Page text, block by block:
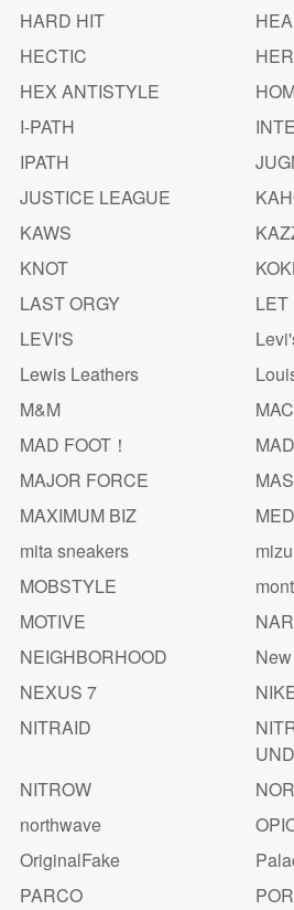
HARD HIT
HECTIC
HEX ANTISTYLE
I-PATH
IPATH
JUSTICE LEAGUE
KAWS
KNOT
LAST ORGY
LET
LEVI'S
Lewis Leathers
M&M
MAD FOOT！
MAJOR FORCE
MAXIMUM BIZ
mita sneakers
MOBSTYLE
MOTIVE
NEIGHBORHOOD
NEXUS 7
NITRAID
NITROW
northwave
OriginalFake
PARCO